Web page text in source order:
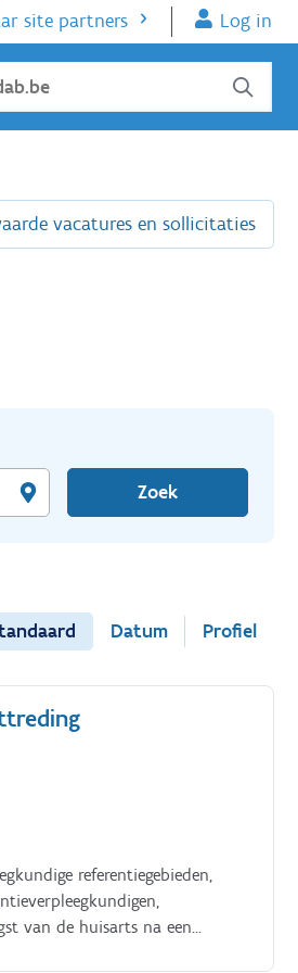
site partners Log in
vacatures en sollicitaties
Zoek
Datum Profiel
referentiegebieden,
van de huisarts na een